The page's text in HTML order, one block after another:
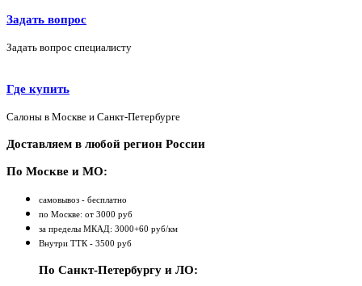
Задать вопрос
Задать вопрос специалисту
Где купить
Салоны в Москве и Санкт-Петербурге
Доставляем в любой регион России
По Москве и МО:
самовывоз - бесплатно
по Москве: от 3000 руб
за пределы МКАД: 3000+60 руб/км
Внутри ТТК - 3500 руб
По Санкт-Петербургу и ЛО: